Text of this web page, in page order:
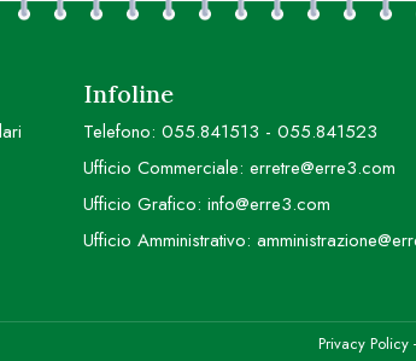
Infoline
Telefono: 055.841513 - 055.841523
Ufficio Commerciale: erretre@erre3.com
Ufficio Grafico: info@erre3.com
Ufficio Amministrativo:
Privacy Policy -